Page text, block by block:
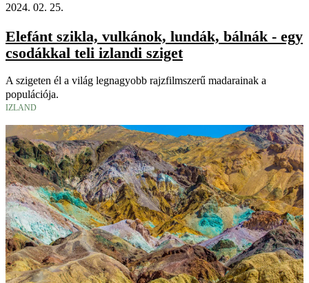
2024. 02. 25.
Elefánt szikla, vulkánok, lundák, bálnák - egy
csodákkal teli izlandi sziget
A szigeten él a világ legnagyobb rajzfilmszerű madarainak a
populációja.
IZLAND